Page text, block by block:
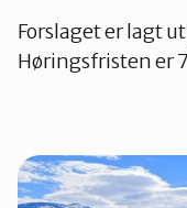
Forslaget er lagt
Høringsfristen er